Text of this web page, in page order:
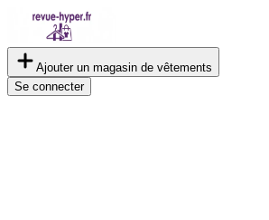
Ajouter un magasin de vêtements
Se connecter